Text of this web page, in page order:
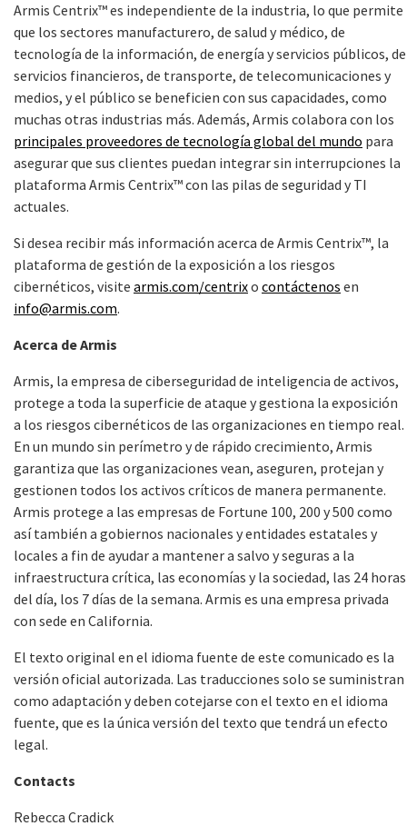
Armis Centrix™ es independiente de la industria, lo que permite
que los sectores manufacturero, de salud y médico, de
tecnología de la información, de energía y servicios públicos, de
servicios financieros, de transporte, de telecomunicaciones y
medios, y el público se beneficien con sus capacidades, como
muchas otras industrias más. Además, Armis colabora con los
principales proveedores de tecnología global del mundo para
asegurar que sus clientes puedan integrar sin interrupciones la
plataforma Armis Centrix™ con las pilas de seguridad y TI
actuales.
Si desea recibir más información acerca de Armis Centrix™, la
plataforma de gestión de la exposición a los riesgos
cibernéticos, visite armis.com/centrixo contáctenos en
info@armis.com.
Acerca de Armis
Armis, la empresa de ciberseguridad de inteligencia de activos,
protege a toda la superficie de ataque y gestiona la exposición
a los riesgos cibernéticos de las organizaciones en tiempo real.
En un mundo sin perímetro y de rápido crecimiento, Armis
garantiza que las organizaciones vean, aseguren, protejan y
gestionen todos los activos críticos de manera permanente.
Armis protege a las empresas de Fortune 100, 200 y 500 como
así también a gobiernos nacionales y entidades estatales y
locales a fin de ayudar a mantener a salvo y seguras a la
infraestructura crítica, las economías y la sociedad, las 24 horas
del día, los 7 días de la semana. Armis es una empresa privada
con sede en California.
El texto original en el idioma fuente de este comunicado es la
versión oficial autorizada. Las traducciones solo se suministran
como adaptación y deben cotejarse con el texto en el idioma
fuente, que es la única versión del texto que tendrá un efecto
legal.
Contacts
Rebecca Cradick